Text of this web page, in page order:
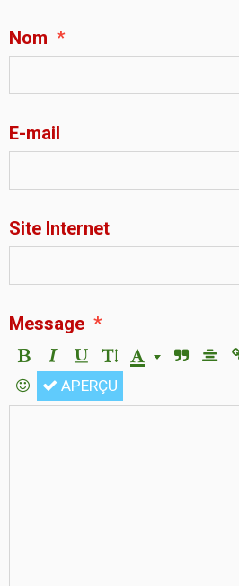
Nom
E-mail
Site Internet
Message
APERÇU